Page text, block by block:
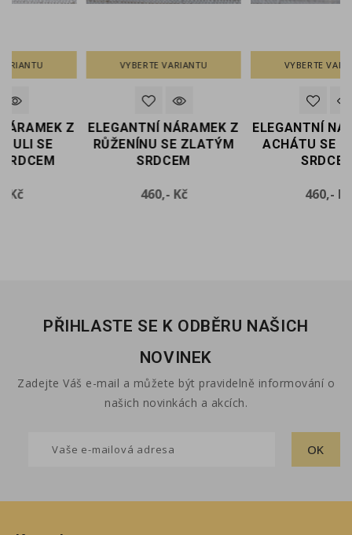
VYBERTE VARIANTU
ELEGANTNÍ NÁRAMEK Z
RŮŽENÍNU SE ZLATÝM
Cena
VYBERTE VARIANTU
ELEGANTNÍ NÁRAMEK Z
ACHÁTU SE ZLATÝM
Cena
PŘIHLASTE SE K ODBĚRU NAŠICH
NOVINEK
Zadejte Váš e-mail a můžete být pravidelně informování o
našich novinkách a akcích.